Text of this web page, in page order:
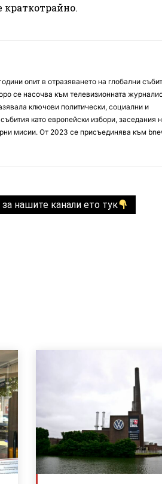
опит в отразяването на глобални
се насочва към телевизионната
ключови политически, социални и
като европейски избори, заседания
мисии. От 2023 се присъединява към
нашите канали ето тук